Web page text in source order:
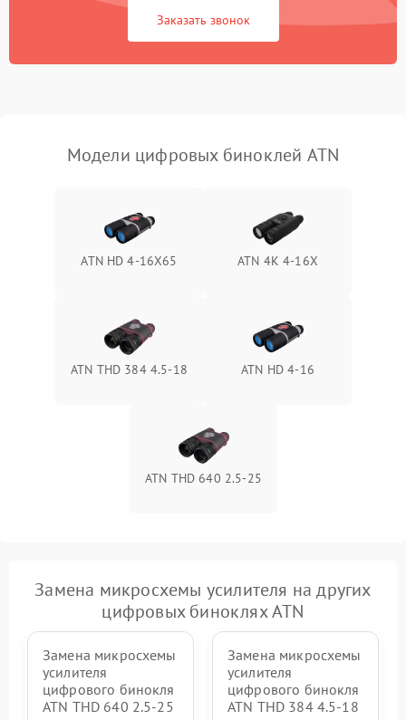
1500 ₽ Подробнее →
Заказать звонок
Модели цифровых биноклей ATN
ATN HD 4-16X65 ATN 4K 4-16X
ATN THD 384 4.5-18 ATN HD 4-16
ATN THD 640 2.5-25
Замена микросхемы усилителя на других
цифровых биноклях ATN
Замена микросхемы
усилителя
цифрового бинокля
ATN THD 640 2.5-25
Замена микросхемы
усилителя
цифрового бинокля
ATN THD 384 4.5-18